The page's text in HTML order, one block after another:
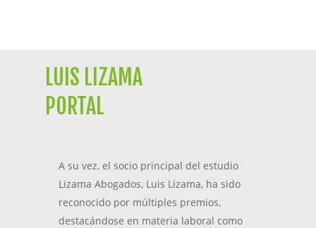
LUIS LIZAMA
PORTAL
A su vez, el socio principal del estudio
Lizama Abogados, Luis Lizama, ha sido
reconocido por múltiples premios,
destacándose en materia laboral como